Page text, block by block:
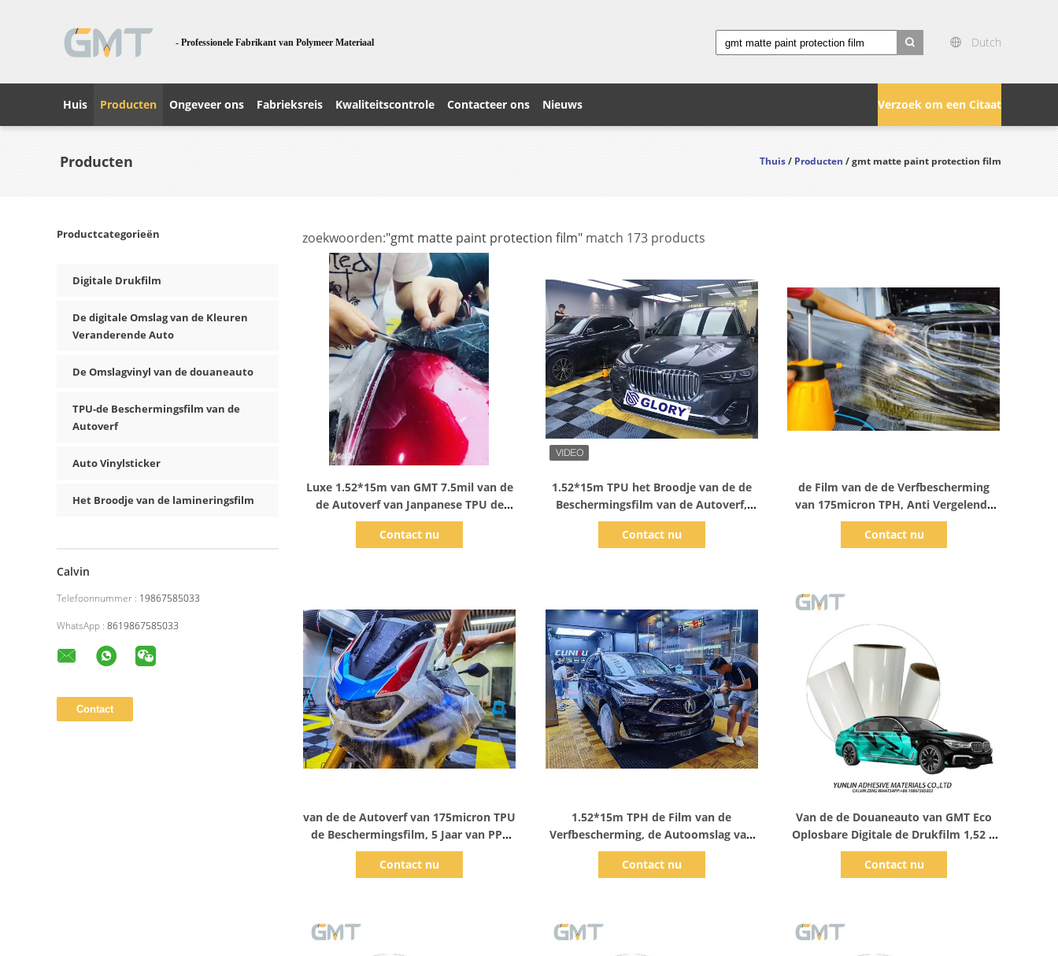
- Professionele Fabrikant van Polymeer Materiaal Dutch
Verzoek om een Citaat
Huis Producten Ongeveer ons Fabrieksreis Kwaliteitscontrole Contacteer ons Nieuws
Producten Thuis/Producten/ gmt matte paint protection film
Productcategorieën
Digitale Drukfilm
De digitale Omslag van de Kleuren
Veranderende Auto
De Omslagvinyl van de douaneauto
TPU-de Beschermingsfilm van de
Autoverf
Auto Vinylsticker
Het Broodje van de lamineringsfilm
Calvin
Telefoonnummer : 19867585033
WhatsApp : 8619867585033
zoekwoorden:"gmt matte paint protection film" match 173 products
Luxe 1.52*15m van GMT 7.5mil van de
de Autoverf van Janpanese TPU de
Beschermingsfilm
Contact nu
1.52*15m TPU het Broodje van de de
Beschermingsfilm van de Autoverf,
SGS Automobiel Beschermende Film
Contact nu
de Film van de de Verfbescherming
van 175micron TPH, Anti Vergelende
Autolichaams Beschermende Film
Contact nu
van de de Autoverf van 175micron TPU
de Beschermingsfilm, 5 Jaar van PPF
de Vinylomslag
Contact nu
1.52*15m TPH de Film van de
Verfbescherming, de Autoomslag van
de 60 Duim Antikras
Contact nu
Van de de Douaneauto van GMT Eco
Oplosbare Digitale de Drukfilm 1,52 X
18M Tiffany Lightening
Contact nu